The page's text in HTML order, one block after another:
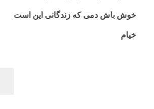
خوش باش دمی که زندگانی این است
خیام